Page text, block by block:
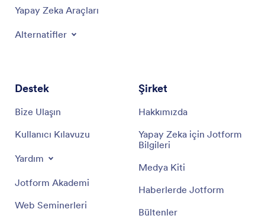
Yapay Zeka Araçları
Alternatifler
Destek
Bize Ulaşın
Kullanıcı Kılavuzu
Yardım
Jotform Akademi
Web Seminerleri
Şirket
Hakkımızda
Yapay Zeka için Jotform
Bilgileri
Medya Kiti
Haberlerde Jotform
Bültenler